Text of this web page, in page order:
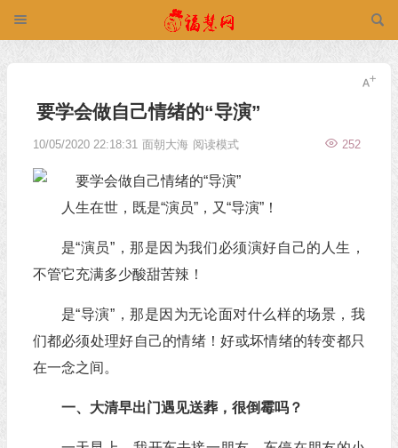
要学会做自己情绪的“导演”
10/05/2020 22:18:31 面朝大海 252
阅读模式
人生在世，既是“演员”，又“导演”！
是“演员”，那是因为我们必须演好自己的人生，
不管它充满多少酸甜苦辣！
是“导演”，那是因为无论面对什么样的场景，我
们都必须处理好自己的情绪！好或坏情绪的转变都只
在一念之间。
一、大清早出门遇见送葬，很倒霉吗？